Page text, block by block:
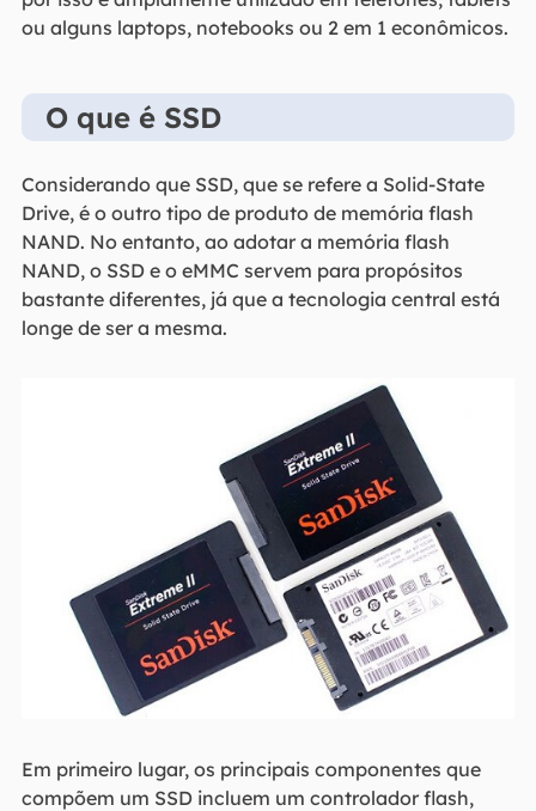
ou alguns laptops, notebooks ou 2 em 1 econômicos.
O que é SSD
Considerando que SSD, que se refere a Solid-State
Drive, é o outro tipo de produto de memória flash
NAND. No entanto, ao adotar a memória flash
NAND, o SSD e o eMMC servem para propósitos
bastante diferentes, já que a tecnologia central está
longe de ser a mesma.
Em primeiro lugar, os principais componentes que
compõem um SSD incluem um controlador flash,